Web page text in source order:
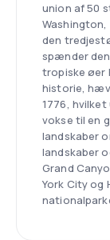
union af 50
Washington,
den
spænder
tropiske øer
historie,
1776,
vokse til en
landskaber
landskaber
Grand
York City og